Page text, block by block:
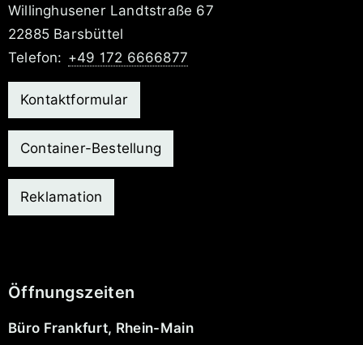
Willinghusener Landtstraße 67
22885 Barsbüttel
Telefon: +49 172 6666877
Kontaktformular
Container-Bestellung
Reklamation
Öffnungszeiten
Büro Frankfurt, Rhein-Main